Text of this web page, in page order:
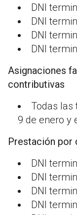
DNI
DNI
DNI
DNI
Asignaciones
contributivas
Todas las
9 de enero y
Prestación por
DNI
DNI
DNI
DNI